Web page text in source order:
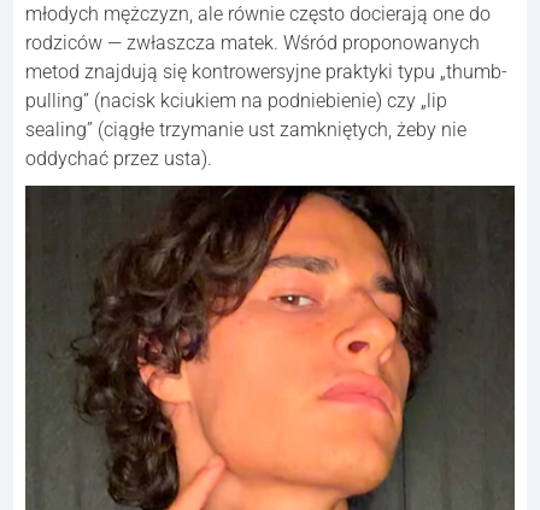
młodych mężczyzn, ale równie często docierają one do
rodziców — zwłaszcza matek. Wśród proponowanych
metod znajdują się kontrowersyjne praktyki typu „thumb-
pulling” (nacisk kciukiem na podniebienie) czy „lip
sealing” (ciągłe trzymanie ust zamkniętych, żeby nie
oddychać przez usta).